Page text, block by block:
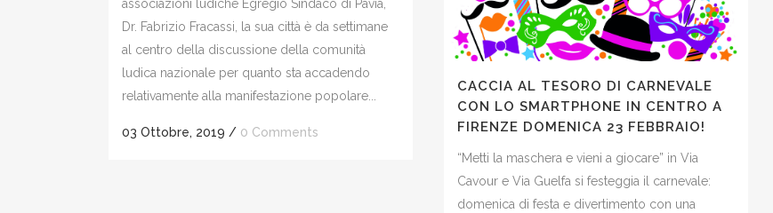
CACCIA AL TESORO DI CARNEVALE
CON LO SMARTPHONE IN CENTRO A
FIRENZE DOMENICA 23 FEBBRAIO!
“Metti la maschera e vieni a giocare” in Via
Cavour e Via Guelfa si festeggia il carnevale:
domenica di festa e divertimento con una
associazioni ludiche Egregio Sindaco di Pavia,
Dr. Fabrizio Fracassi, la sua città è da settimane
al centro della discussione della comunità
ludica nazionale per quanto sta accadendo
relativamente alla manifestazione popolare...
03 Ottobre, 2019 / 0 Comments